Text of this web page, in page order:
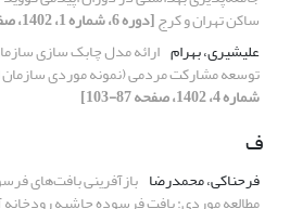
ساکن تهران و کرج[دوره 6، شماره 1، 1402، صفحه 39-54]
علیشیری، بهرام ارائه مدل چابک سازی
توسعه مشارکت مردمی (نمونه موردی سازمان
شماره 4، 1402، صفحه 87-103]
ف
فرحناکی، محمدرضا بازآفرینی بافت‌های
مطالعه موردی: بافت فرسوده حاشیه